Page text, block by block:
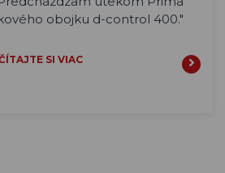
obojku d-control 400."
SI VIAC